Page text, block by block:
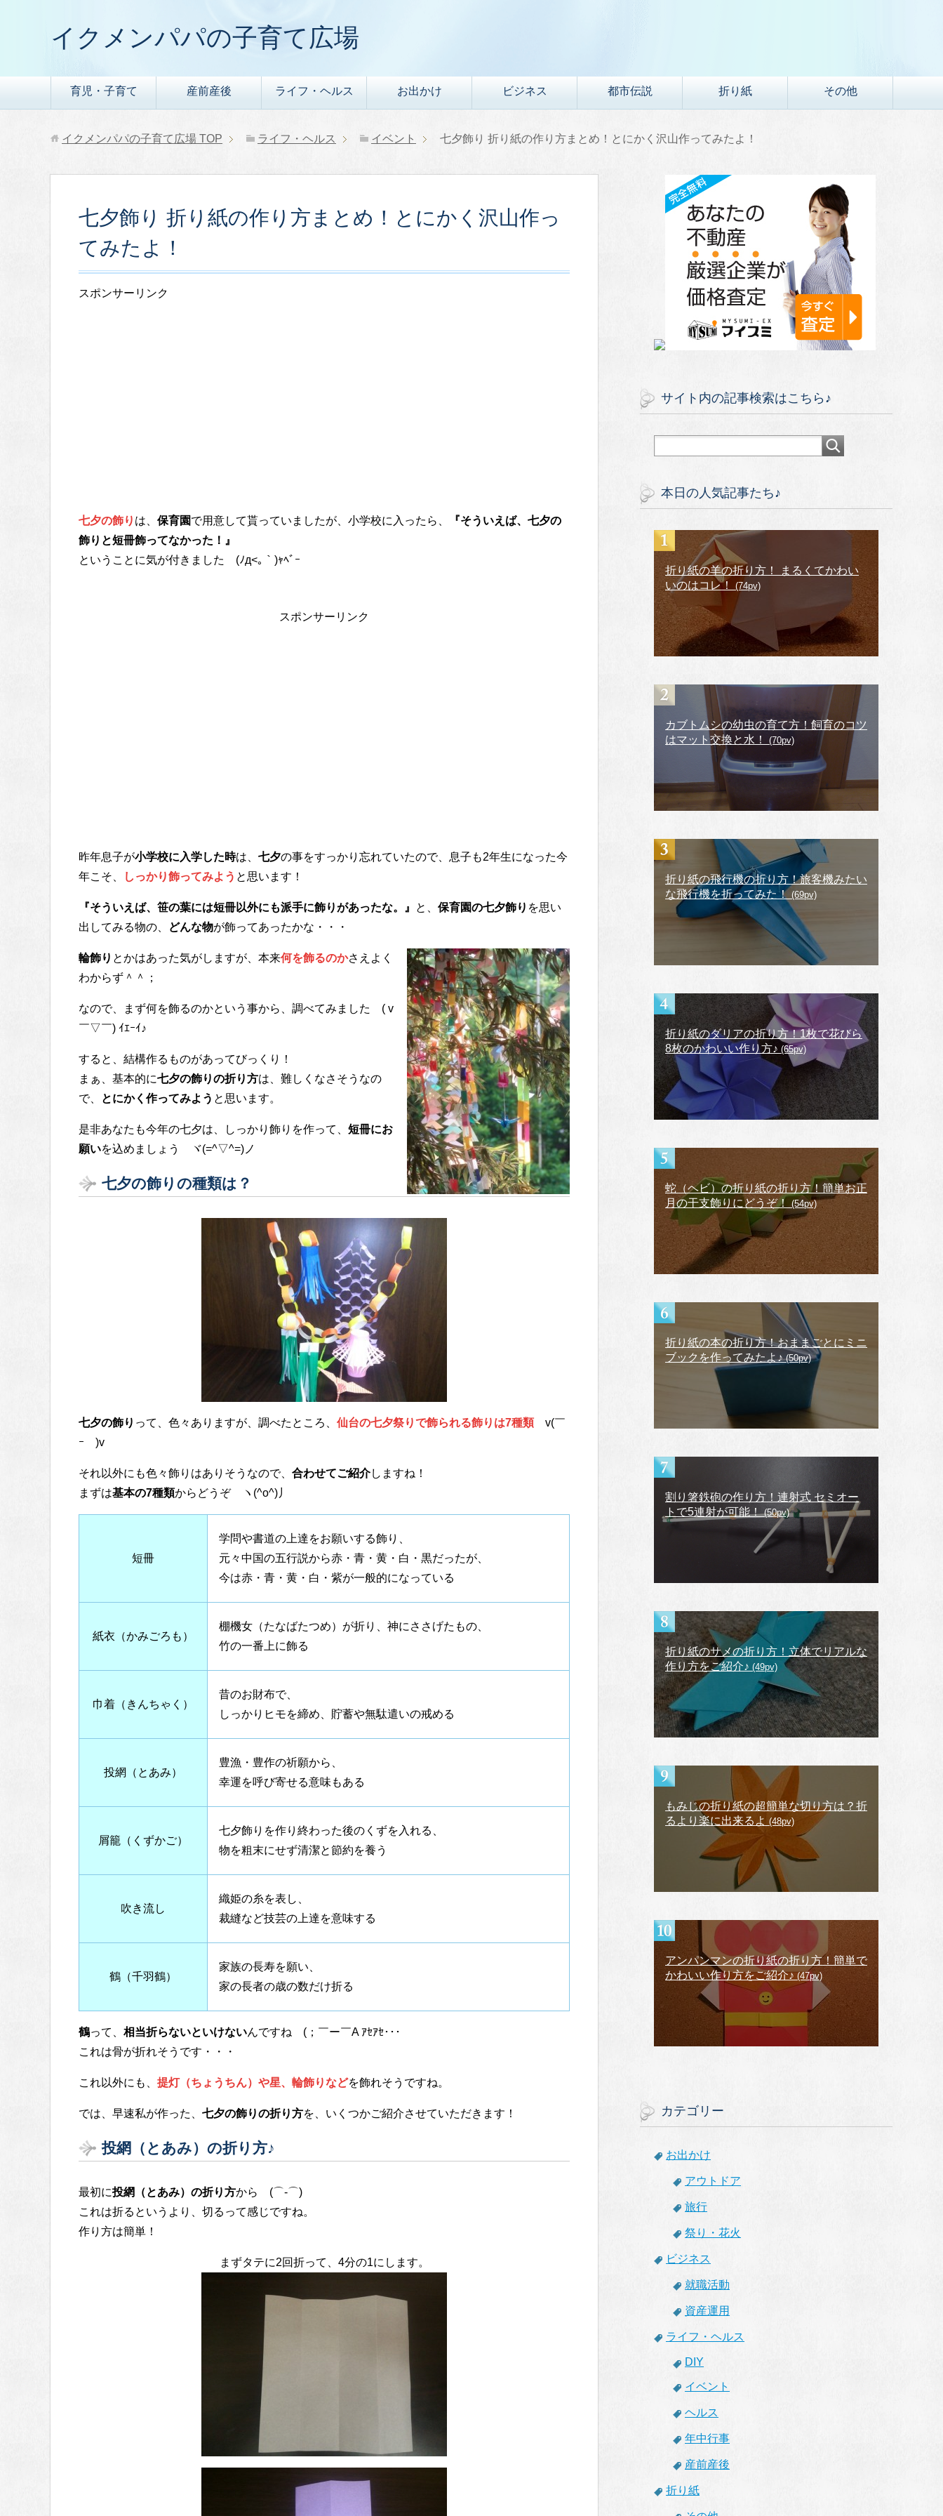
イクメンパパの子育て広場
育児・子育て 産前産後 ライフ・ヘルス お出かけ ビジネス 都市伝説 折り紙 その他
イクメンパパの子育て広場 TOP ライフ・ヘルス イベント 七夕飾り 折り紙の作り方まとめ！とにかく沢山作ってみたよ！
七夕飾り 折り紙の作り方まとめ！とにかく沢山作っ
てみたよ！
スポンサーリンク
七夕の飾り は、 保育園で用意して貰っていましたが、小学校に入ったら、
『そういえば、七夕の
飾りと短冊飾ってなかった！』
ということに気が付きました (ﾉд<｡｀)ｬﾍﾞｰ
スポンサーリンク
昨年息子が小学校に入学した時は、 七夕の事をすっかり忘れていたので、息子も2年生になった今
年こそ、
しっかり飾ってみよう と思います！
『そういえば、笹の葉には短冊以外にも派手に飾りがあったな。』 と、 保育園の七夕飾り を思い
出してみる物の、
どんな物が飾ってあったかな・・・
輪飾り とかはあった気がしますが、本来何を飾るのかさえよく
わからず＾＾；
なので、まず何を飾るのかという事から、調べてみました ( v
￣▽￣) ｲｴｰｲ♪
すると、結構作るものがあってびっくり！
まぁ、基本的に七夕の飾りの折り方は、難しくなさそうなの
で、
とにかく作ってみよう と思います。
是非あなたも今年の七夕は、しっかり飾りを作って、 短冊にお
願いを込めましょう ヾ(=^▽^=)ノ
七夕の飾りの種類は？
七夕の飾り って、色々ありますが、調べたところ、 仙台の七夕祭りで飾られる飾りは7種類v(￣
ｰ￣)v
それ以外にも色々飾りはありそうなので、 合わせてご紹介しますね！
まずは基本の7種類からどうぞ ヽ(^o^)丿
短冊
学問や書道の上達をお願いする飾り、
元々中国の五行説から赤・青・黄・白・黒だったが、
今は赤・青・黄・白・紫が一般的になっている
紙衣（かみごろも）
棚機女（たなばたつめ）が折り、神にささげたもの、
竹の一番上に飾る
巾着（きんちゃく）
昔のお財布で、
しっかりヒモを締め、貯蓄や無駄遣いの戒める
投網（とあみ）
豊漁・豊作の祈願から、
幸運を呼び寄せる意味もある
屑籠（くずかご）
七夕飾りを作り終わった後のくずを入れる、
物を粗末にせず清潔と節約を養う
吹き流し
織姫の糸を表し、
裁縫など技芸の上達を意味する
鶴（千羽鶴）
家族の長寿を願い、
家の長者の歳の数だけ折る
鶴って、 相当折らないといけないんですね (；￣ー￣A ｱｾｱｾ･･･
これは骨が折れそうです・・・
これ以外にも、 提灯（ちょうちん）や星、輪飾りなどを飾れそうですね。
では、早速私が作った、 七夕の飾りの折り方を、いくつかご紹介させていただきます！
投網（とあみ）の折り方♪
最初に投網（とあみ）の折り方から (⌒-⌒)
これは折るというより、切るって感じですね。
作り方は簡単！
まずタテに2回折って、4分の1にします。
サイト内の記事検索はこちら♪
本日の人気記事たち♪
折り紙の羊の折り方！ まるくてかわい
いのはコレ！
(74pv)
カブトムシの幼虫の育て方！飼育のコツ
はマット交換と水！
(70pv)
折り紙の飛行機の折り方！旅客機みたい
な飛行機を折ってみた！ (69pv)
折り紙のダリアの折り方！1枚で花びら
8枚のかわいい作り方♪ (65pv)
蛇（ヘビ）の折り紙の折り方！簡単お正
月の干支飾りにどうぞ！ (54pv)
折り紙の本の折り方！おままごとにミニ
ブックを作ってみたよ♪(50pv)
割り箸鉄砲の作り方！連射式 セミオー
トで5連射が可能！(50pv)
折り紙のサメの折り方！立体でリアルな
作り方をご紹介♪ (49pv)
もみじの折り紙の超簡単な切り方は？折
るより楽に出来るよ (48pv)
アンパンマンの折り紙の折り方！簡単で
かわいい作り方をご紹介♪ (47pv)
カテゴリー
お出かけ
アウトドア
旅行
祭り・花火
ビジネス
就職活動
資産運用
ライフ・ヘルス
DIY
イベント
ヘルス
年中行事
産前産後
折り紙